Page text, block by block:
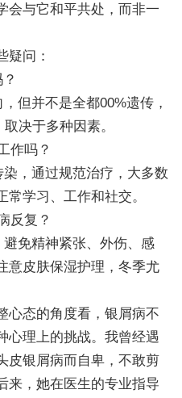
会与它和平共处，而非一
疑问：
但并不是全都00%遗传，
决于多种因素。
作吗？
，通过规范治疗，大多数
学习、工作和社交。
反复？
免精神紧张、外伤、感
意皮肤保湿护理，冬季尤
心态的角度看，银屑病不
心理上的挑战。我曾经遇
皮银屑病而自卑，不敢剪
来，她在医生的专业指导